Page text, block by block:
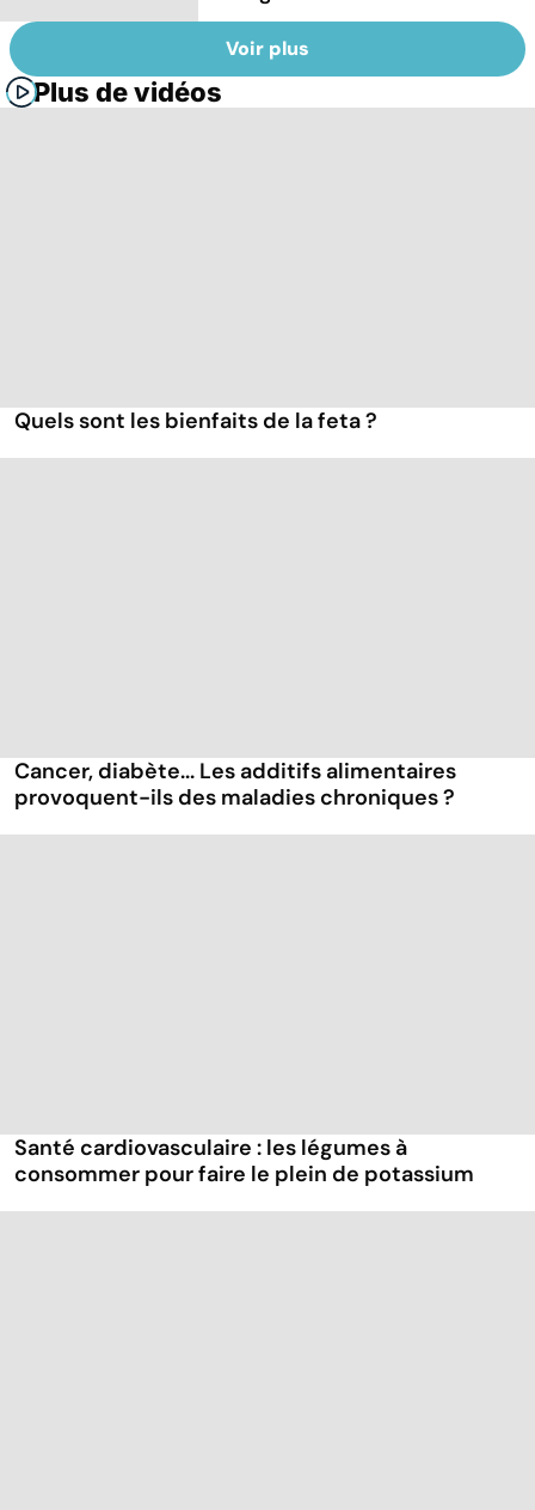
Voir plus
Plus de vidéos
Quels sont les bienfaits de la feta ?
Cancer, diabète... Les additifs alimentaires
provoquent-ils des maladies chroniques ?
Santé cardiovasculaire : les légumes à
consommer pour faire le plein de potassium